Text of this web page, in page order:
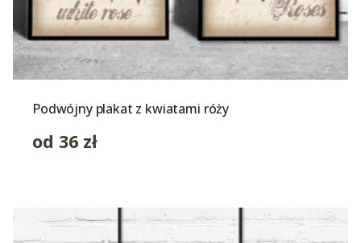
Podwójny plakat z kwiatami róży
od 36 zł